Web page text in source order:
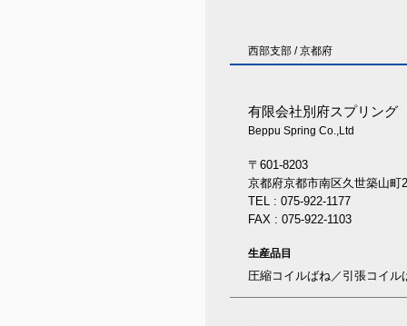
西部支部 /京都府
有限会社別府スプリング
Beppu Spring Co.,Ltd
〒601-8203
京都府京都市南区久世築山町
TEL : 075-922-1177
FAX : 075-922-1103
生産品目
圧縮コイルばね／引張コイ